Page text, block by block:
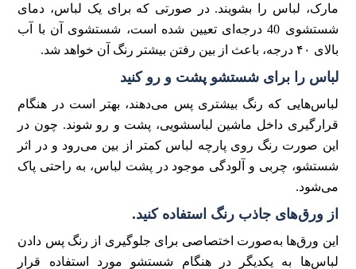
مارک، لباس را بشویند. در صورتی که برای یک لباس، دمای
شستشوی 40 درجه‌ای تعیین شده است، شستشوی آن با آب
بالای ۴۰ درجه، باعث از بین رفتن بیشتر رنگ آن خواهد شد.
لباس را برای شستشو پشت و رو کنید
لباس‌هایی که رنگ بیشتری پس می‌دهند، بهتر است در هنگام
قرارگیری داخل ماشین لباسشویی، پشت و رو شوند. چون در
این صورت رنگ روی پارچه لباس کمتر از بین می‌رود و در اثر
شستشو، چربی و آلودگی موجود در پشت لباس، به راحتی پاک
می‌شود.
از ورق‌های جاذب رنگ استفاده کنید.
این ورق‌ها به‌صورت اختصاصی برای جلوگیری از رنگ پس دادن
لباس‌ها به یکدیگر در هنگام شستشو مورد استفاده قرار